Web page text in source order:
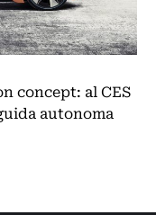
concept: al CES
autonoma